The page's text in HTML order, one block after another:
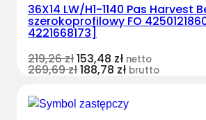
36X14 LW/H1-1140 Pas Harvest
szerokoprofilowy FO
4221668173]
219,26zł153,48 zł netto
269,69zł188,78 zł brutto